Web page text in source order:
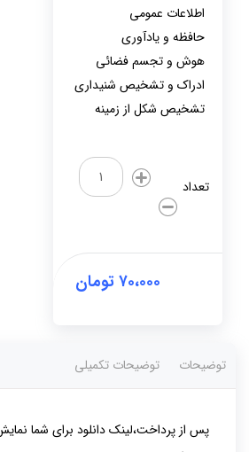
اطلاعات عمومی
حافظه و یادآوری
هوش و تجسم فضائی
ادراک و تشخیص شنیداری
تشخیص شکل از زمینه
تعداد
(12)آزمون
های
مفاهیم
۷۰،۰۰۰تومان
توضیحات توضیحات تکمیلی
پس از پرداخت،لینک دانلود برای شما